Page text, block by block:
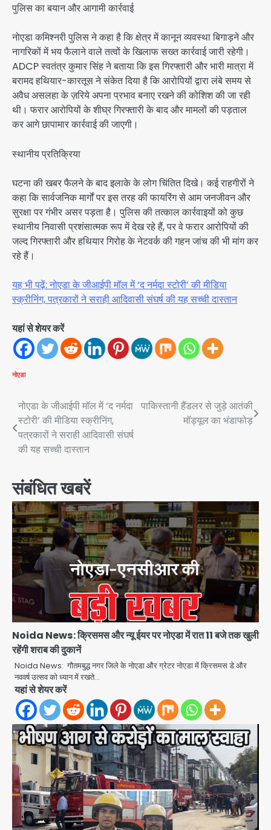
पुलिस का बयान और आगामी कार्रवाई
नोएडा कमिश्नरी पुलिस ने कहा है कि क्षेत्र में कानून व्यवस्था बिगाड़ने और
नागरिकों में भय फैलाने वाले तत्वों के खिलाफ सख्त कार्रवाई जारी रहेगी।
ADCP स्वतंत्र कुमार सिंह ने बताया कि इस गिरफ्तारी और भारी मात्रा में
बरामद हथियार-कारतूस ने संकेत दिया है कि आरोपियों द्वारा लंबे समय से
अवैध असलहा के ज़रिये अपना प्रभाव बनाए रखने की कोशिश की जा रही
थी। फरार आरोपियों के शीघ्र गिरफ्तारी के बाद और मामलों की पड़ताल
कर आगे छापामार कार्रवाई की जाएगी।
स्थानीय प्रतिक्रिया
घटना की खबर फैलने के बाद इलाके के लोग चिंतित दिखे। कई राहगीरों ने
कहा कि सार्वजनिक मार्गों पर इस तरह की फायरिंग से आम जनजीवन और
सुरक्षा पर गंभीर असर पड़ता है। पुलिस की तत्काल कार्रवाइयों को कुछ
स्थानीय निवासी प्रशंसात्मक रूप में देख रहे हैं, पर वे फरार आरोपियों की
जल्द गिरफ्तारी और हथियार गिरोह के नेटवर्क की गहन जांच की भी मांग कर
रहे हैं।
यह भी पढ़ें: नोएडा के जीआईपी मॉल में ‘द नर्मदा स्टोरी’ की मीडिया
स्क्रीनिंग, पत्रकारों ने सराही आदिवासी संघर्ष की यह सच्ची दास्तान
यहां से शेयर करें
नोएडा
Post
navigation
नोएडा के जीआईपी मॉल में ‘द नर्मदा
स्टोरी’ की मीडिया स्क्रीनिंग,
पत्रकारों ने सराही आदिवासी संघर्ष
की यह सच्ची दास्तान
पाकिस्तानी हैंडलर से जुड़े आतंकी
मॉड्यूल का भंडाफोड़
संबंधित खबरें
Noida News: क्रिसमस और न्यू ईयर पर नोएडा में रात 11 बजे तक खुली
रहेंगी शराब की दुकानें
Noida News: गौतमबुद्ध नगर जिले के नोएडा और ग्रेटर नोएडा में क्रिसमस डे और
नववर्ष उत्सव को ध्यान में रखते…
यहां से शेयर करें